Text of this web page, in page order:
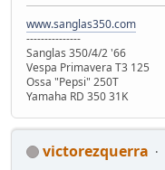
www.sanglas350.com
---------------
Sanglas 350/4/2 '66
Vespa Primavera T3 125
Ossa "Pepsi" 250T
Yamaha RD 350 31K
victorezquerra